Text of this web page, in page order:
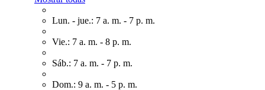
Lun. - jue.: 7 a. m. - 7 p. m.
Vie.: 7 a. m. - 8 p. m.
Sáb.: 7 a. m. - 7 p. m.
Dom.: 9 a. m. - 5 p. m.